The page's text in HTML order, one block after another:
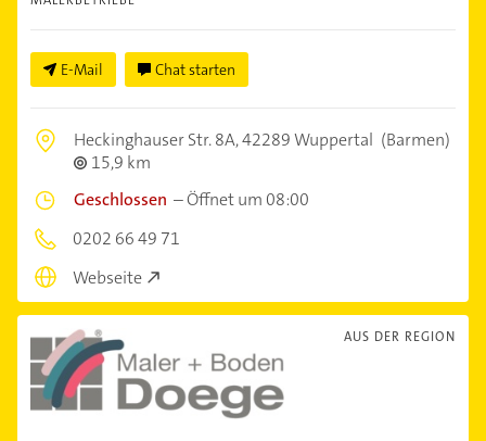
E-Mail Chat starten
Heckinghauser Str. 8A,42289 Wuppertal (Barmen)
15,9 km
Geschlossen –Öffnet um 08:00
0202 66 49 71
Webseite
AUS DER REGION